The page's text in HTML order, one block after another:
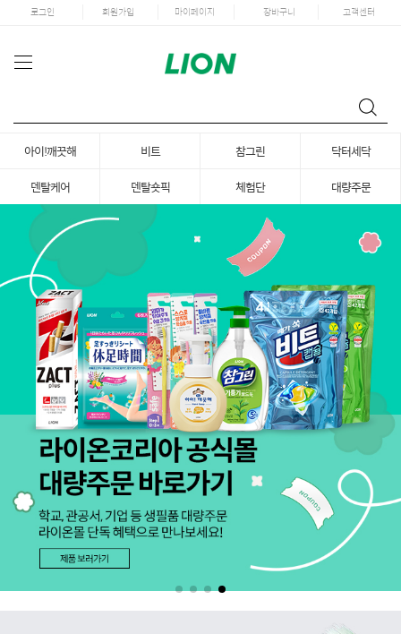
로그인 회원가입 마이페이지 장바구니 고객센터
아이!깨끗해 비트 참그린
닥터세닥
덴탈케어
덴탈숏픽 체험단 대량주문